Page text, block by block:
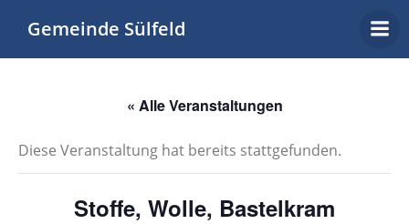
springen
Gemeinde Sülfeld
« Alle Veranstaltungen
Diese Veranstaltung hat bereits stattgefunden.
Stoffe, Wolle, Bastelkram